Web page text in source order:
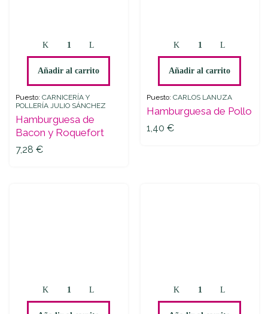
Hamburguesa
de
Bacon
Roquefort
quantity
Añadir al carrito
Puesto: CARNICERÍA Y
POLLERÍA JULIO SÁNCHEZ
Hamburguesa de
Bacon y Roquefort
7,28 €
Hamburguesa
de
Pollo
Añadir al carrito
Puesto: CARLOS LANUZA
Hamburguesa de Pollo
1,40 €
Burguer
y
Hamburguesas
Pollo